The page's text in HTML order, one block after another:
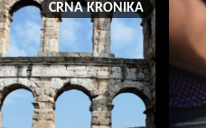
CRNA KRONIKA